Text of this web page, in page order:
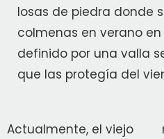
losas de piedra donde
colmenas en verano
definido por una valla
que las protegía del
Actualmente, el viejo
madera de las